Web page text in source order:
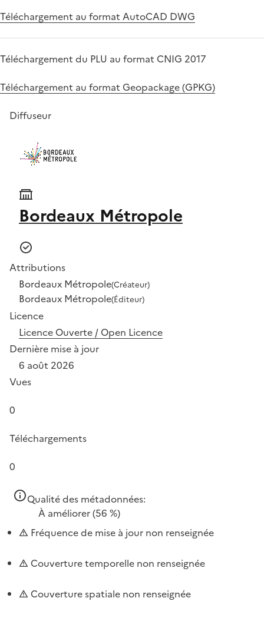
Téléchargement au format AutoCAD DWG
Téléchargement du PLU au format CNIG 2017
Téléchargement au format Geopackage (GPKG)
Diffuseur
Bordeaux Métropole
Attributions
Bordeaux Métropole(Créateur)
Bordeaux Métropole(Éditeur)
Licence
Licence Ouverte / Open Licence
Dernière mise à jour
6 août 2026
Vues
0
Téléchargements
0
Qualité des métadonnées:
À améliorer(56 %)
Fréquence de mise à jour non renseignée
Couverture temporelle non renseignée
Couverture spatiale non renseignée